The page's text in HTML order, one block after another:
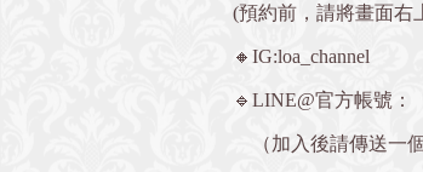
(預約前，請將畫面右
🔸IG:loa_channel
🔹LINE@官方帳號：
（加入後請傳送一